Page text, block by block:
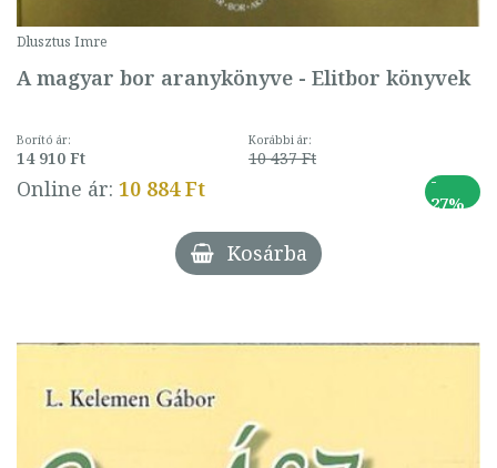
Dlusztus Imre
A magyar bor aranykönyve - Elitbor könyvek
Borító ár:
14 910 Ft
Korábbi ár:
10 437 Ft
Online ár: 10 884 Ft
-
27%
Kosárba